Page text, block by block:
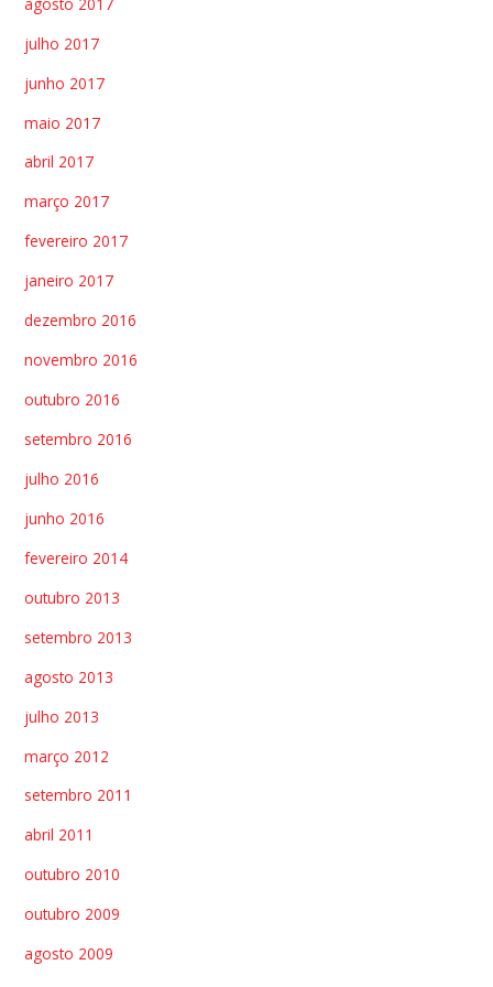
julho 2017
junho 2017
maio 2017
abril 2017
março 2017
fevereiro 2017
janeiro 2017
dezembro 2016
novembro 2016
outubro 2016
setembro 2016
julho 2016
junho 2016
fevereiro 2014
outubro 2013
setembro 2013
agosto 2013
julho 2013
março 2012
setembro 2011
abril 2011
outubro 2010
outubro 2009
agosto 2009